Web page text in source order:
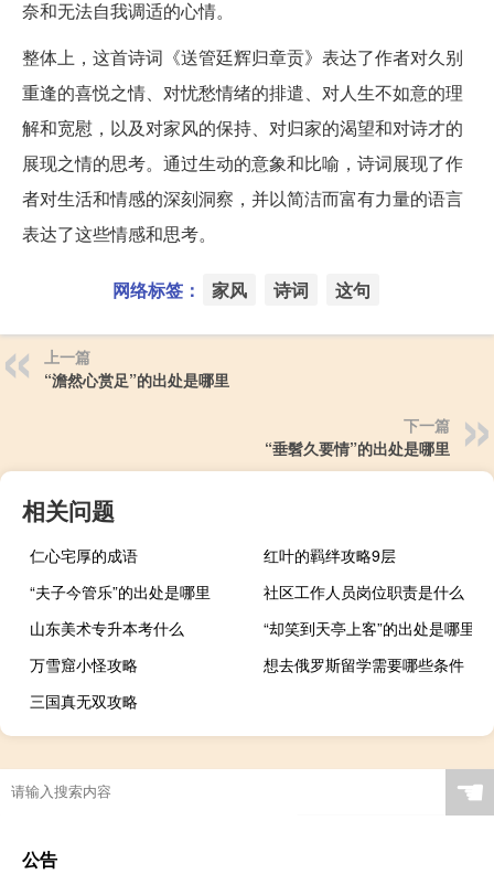
奈和无法自我调适的心情。
整体上，这首诗词《送管廷辉归章贡》表达了作者对久别
重逢的喜悦之情、对忧愁情绪的排遣、对人生不如意的理
解和宽慰，以及对家风的保持、对归家的渴望和对诗才的
展现之情的思考。通过生动的意象和比喻，诗词展现了作
者对生活和情感的深刻洞察，并以简洁而富有力量的语言
表达了这些情感和思考。
网络标签： 家风 诗词 这句
上一篇
“澹然心赏足”的出处是哪里
下一篇
“垂髫久要情”的出处是哪里
相关问题
仁心宅厚的成语
红叶的羁绊攻略9层
“夫子今管乐”的出处是哪里
社区工作人员岗位职责是什么
山东美术专升本考什么
“却笑到天亭上客”的出处是哪里
万雪窟小怪攻略
想去俄罗斯留学需要哪些条件
三国真无双攻略
☚
公告